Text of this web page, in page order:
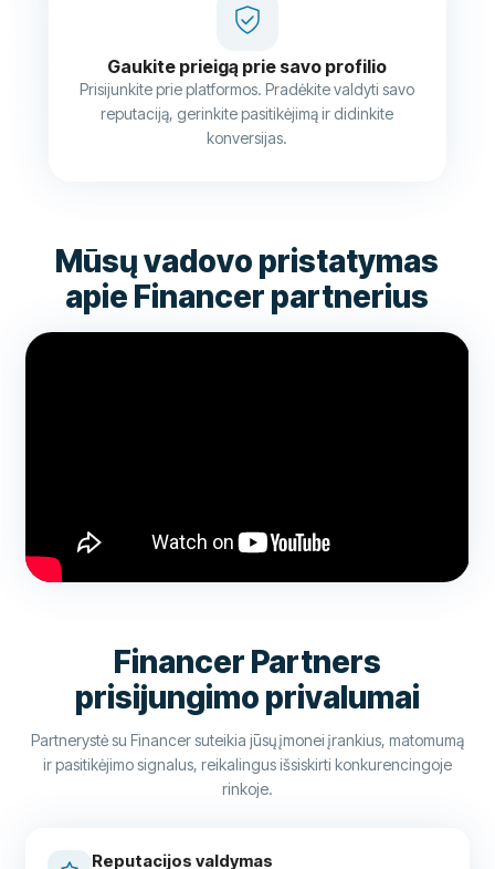
Gaukite prieigą prie savo profilio
Prisijunkite prie platformos. Pradėkite valdyti savo
reputaciją, gerinkite pasitikėjimą ir didinkite
konversijas.
Mūsų vadovo pristatymas
apie Financer partnerius
Financer Partners
prisijungimo privalumai
Partnerystė su Financer suteikia jūsų įmonei įrankius, matomumą
ir pasitikėjimo signalus, reikalingus išsiskirti konkurencingoje
rinkoje.
Reputacijos valdymas